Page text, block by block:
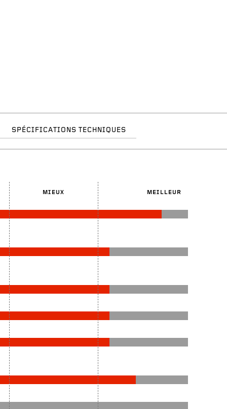
SPÉCIFICATIONS TECHNIQUES
MIEUX MEILLEUR